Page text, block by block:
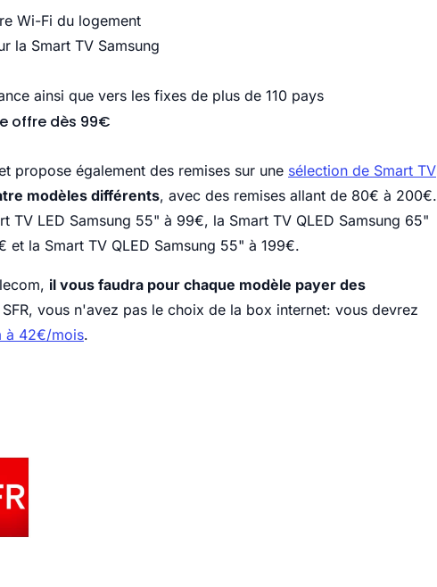
Wi-Fi du logement
la Smart TV Samsung
ainsi que vers les fixes de plus de 110 pays
offre dès 99€
propose également des remises sur une sélection de Smart TV
modèles différents, avec des remises allant de 80€ à 200€.
TV LED Samsung 55" à 99€, la Smart TV QLED Samsung 65"
la Smart TV QLED Samsung 55" à 199€.
il vous faudra pour chaque modèle payer des
vous n'avez pas le choix de la box internet: vous devrez
à 42€/mois.